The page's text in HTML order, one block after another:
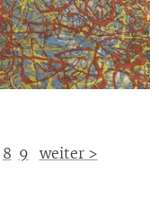
8 9 weiter >